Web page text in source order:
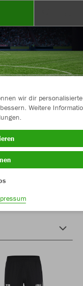
TSV
wir dir personalisierte
Weitere